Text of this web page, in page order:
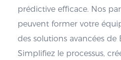
prédictive efficace. Nos
peuvent former votre
des solutions avancées de
Simplifiez le processus,